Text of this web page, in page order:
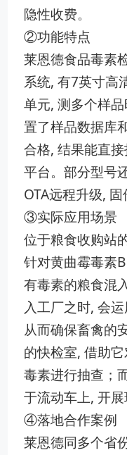
隐‍性收费。
②功能特点
莱恩德食品毒素​
系统‍, ​有‌7⁠英寸高‌
单元, 测多个样
置了样品​数据库​
合格, 结果能直‍
平‍台‍。部分型号
OTA远程升级, 固
③实际应用场景
位于‍粮食收购站
针‍对黄曲霉毒素
有毒素​的粮食混
入工厂之时, 会
从而确保畜禽的
的快​检室, 借助
毒素进行抽查；
于流动车上, 开展​
④落地合作案例
莱恩德‍同多个省‍